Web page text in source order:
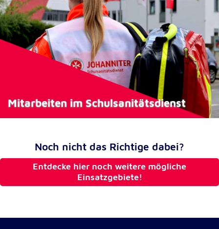
Mitarbeiten im Schulsani­tätsdienst
Noch nicht das Richtige dabei?
Entdecke hier noch weitere mögliche
Einsatzgebiete!
Google LLC
Zweck:
Einbinden von interaktiven Google Karten
Cookie Laufzeit: